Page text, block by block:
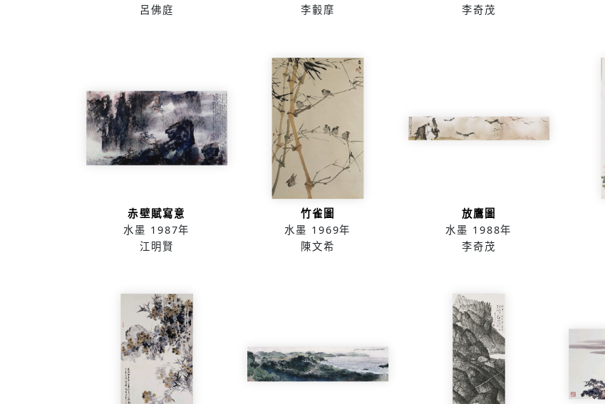
呂佛庭
李轂摩
李奇茂
赤壁賦寫意
水墨 1987年
江明賢
竹雀圖
水墨 1969年
陳文希
放鷹圖
水墨 1988年
李奇茂